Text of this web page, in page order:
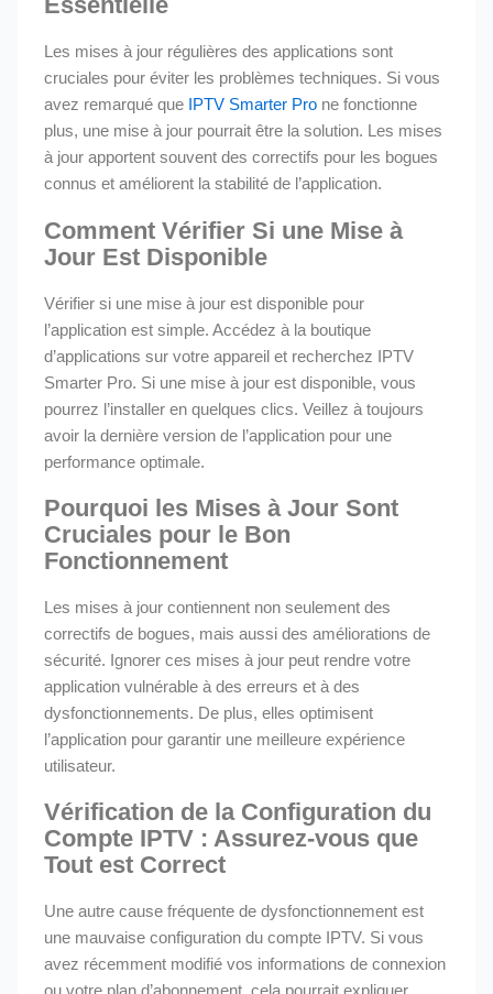
Les mises à jour régulières des applications sont
cruciales pour éviter les problèmes techniques. Si vous
avez remarqué que
IPTV Smarter Pro ne fonctionne
plus, une mise à jour pourrait être la solution. Les mises
à jour apportent souvent des correctifs pour les bogues
connus et améliorent la stabilité de l’application.
Comment Vérifier Si une Mise à
Jour Est Disponible
Vérifier si une mise à jour est disponible pour
l’application est simple. Accédez à la boutique
d’applications sur votre appareil et recherchez IPTV
Smarter Pro. Si une mise à jour est disponible, vous
pourrez l’installer en quelques clics. Veillez à toujours
avoir la dernière version de l’application pour une
performance optimale.
Pourquoi les Mises à Jour Sont
Cruciales pour le Bon
Fonctionnement
Les mises à jour contiennent non seulement des
correctifs de bogues, mais aussi des améliorations de
sécurité. Ignorer ces mises à jour peut rendre votre
application vulnérable à des erreurs et à des
dysfonctionnements. De plus, elles optimisent
l’application pour garantir une meilleure expérience
utilisateur.
Vérification de la Configuration du
Compte IPTV : Assurez-vous que
Tout est Correct
Une autre cause fréquente de dysfonctionnement est
une mauvaise configuration du compte IPTV. Si vous
avez récemment modifié vos informations de connexion